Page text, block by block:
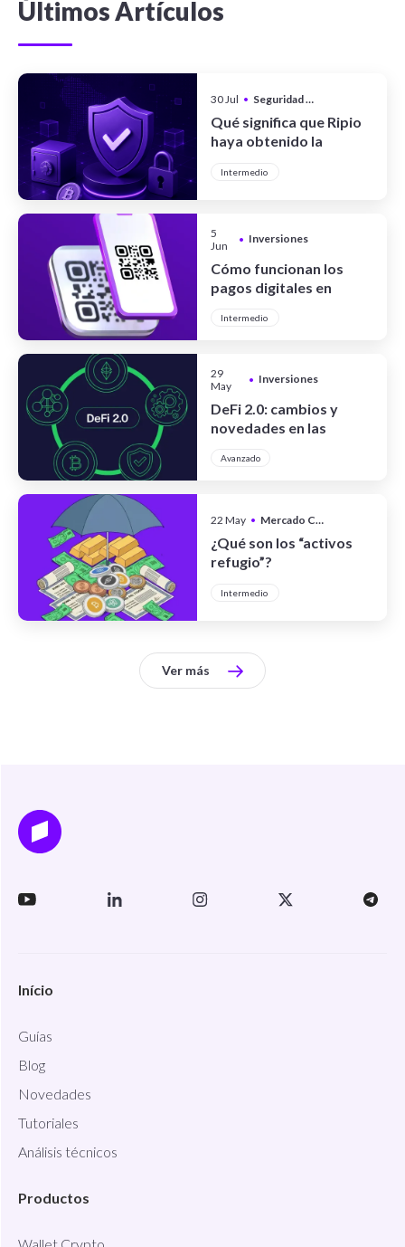
Últimos Artículos
30 Jul • Seguridad y Privacidad
Qué significa que Ripio
haya obtenido la
III Full System
Intermedio
5
Jun
• Inversiones
Cómo funcionan los
pagos digitales en
Intermedio
29
May
• Inversiones
DeFi 2.0: cambios y
novedades en las
descentralizadas
Avanzado
22 May • Mercado Cripto
¿Qué son los “activos
refugio”?
Intermedio
Ver más
Início
Guías
Blog
Novedades
Tutoriales
Análisis técnicos
Productos